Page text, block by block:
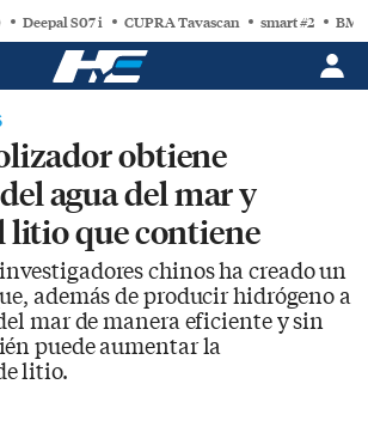
Deepal S07 i CUPRA Tavascan smart #2
obtiene
agua del mar y
litio que contiene
chinos ha creado un
además de producir hidrógeno a
mar de manera eficiente y sin
puede aumentar la
litio.